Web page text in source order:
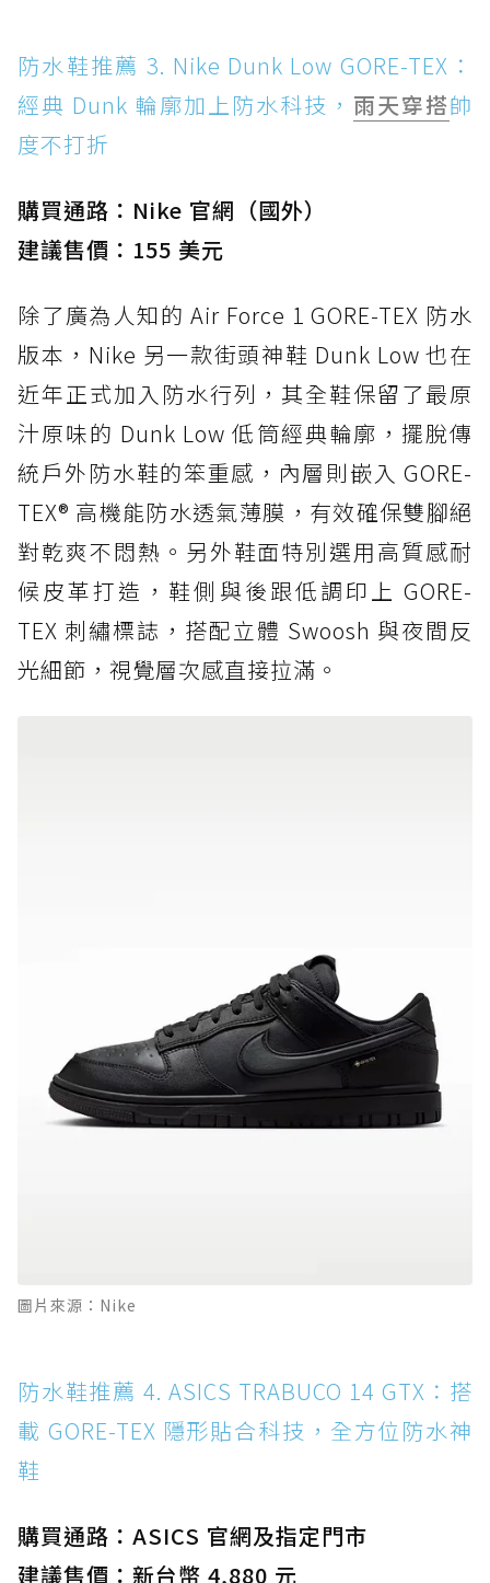
防水鞋推薦 3. Nike Dunk Low GORE-TEX：
經典 Dunk 輪廓加上防水科技， 雨天穿搭帥
度不打折
購買通路：Nike 官網（國外）
建議售價：155 美元
除了廣為人知的 Air Force 1 GORE-TEX 防水
版本，Nike 另一款街頭神鞋 Dunk Low 也在
近年正式加入防水行列，其全鞋保留了最原
汁原味的 Dunk Low 低筒經典輪廓，擺脫傳
統戶外防水鞋的笨重感，內層則嵌入 GORE-
TEX® 高機能防水透氣薄膜，有效確保雙腳絕
對乾爽不悶熱。另外鞋面特別選用高質感耐
候皮革打造，鞋側與後跟低調印上 GORE-
TEX 刺繡標誌，搭配立體 Swoosh 與夜間反
光細節，視覺層次感直接拉滿。
圖片來源：Nike
防水鞋推薦 4. ASICS TRABUCO 14 GTX：搭
載 GORE-TEX 隱形貼合科技，全方位防水神
鞋
購買通路：ASICS 官網及指定門市
建議售價：新台幣 4,880 元